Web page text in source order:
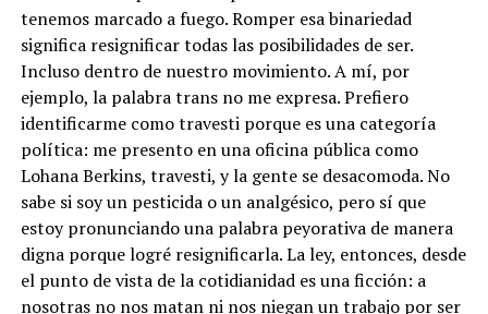
tenemos marcado a fuego. Romper esa binariedad
significa resignificar todas las posibilidades de ser.
Incluso dentro de nuestro movimiento. A mí, por
ejemplo, la palabra trans no me expresa. Prefiero
identificarme como travesti porque es una categoría
política: me presento en una oficina pública como
Lohana Berkins, travesti, y la gente se desacomoda. No
sabe si soy un pesticida o un analgésico, pero sí que
estoy pronunciando una palabra peyorativa de manera
digna porque logré resignificarla.La ley, entonces, desde
el punto de vista de la cotidianidad es una ficción: a
nosotras no nos matan ni nos niegan un trabajo por ser